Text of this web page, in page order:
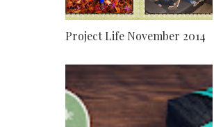
Project Life November 2014